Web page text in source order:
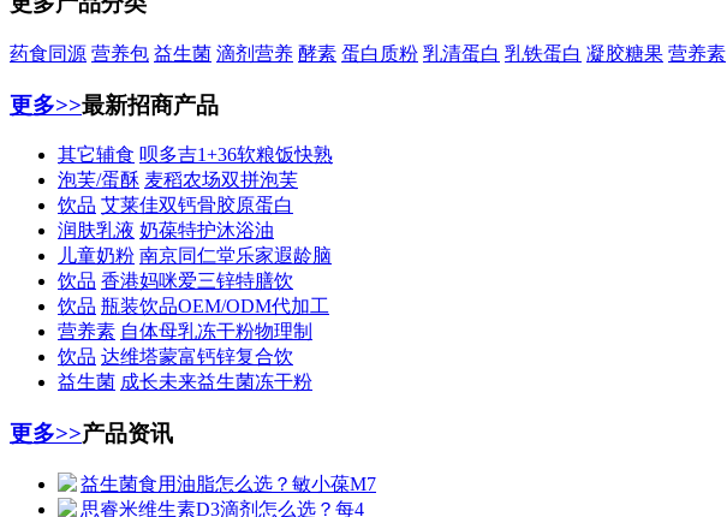
药食同源 营养包 益生菌 滴剂营养 酵素 蛋白质粉 乳清蛋白 乳铁蛋白 凝胶糖果 营养素
更多>>最新招商产品
其它辅食 呗多吉1+36软粮饭快熟
泡芙/蛋酥 麦稻农场双拼泡芙
饮品 艾莱佳双钙骨胶原蛋白
润肤乳液 奶葆特护沐浴油
儿童奶粉 南京同仁堂乐家遐龄脑
饮品 香港妈咪爱三锌特膳饮
饮品 瓶装饮品OEM/ODM代加工
营养素 自体母乳冻干粉物理制
饮品 达维塔蒙富钙锌复合饮
益生菌 成长未来益生菌冻干粉
更多>>产品资讯
益生菌食用油脂怎么选？敏小葆M7
思睿米维生素D3滴剂怎么选？每4